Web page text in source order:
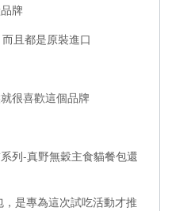
牌
且都是原裝進口
很喜歡這個品牌
列-真野無穀主食貓餐包還
是專為這次試吃活動才推